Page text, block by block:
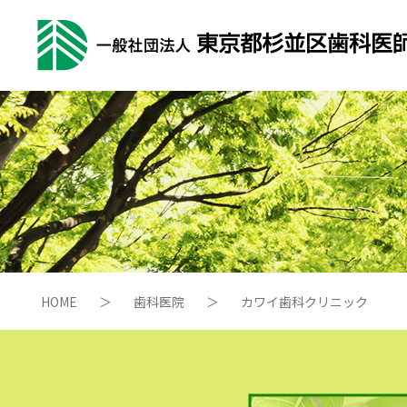
HOME ＞ 歯科医院 ＞ カワイ歯科クリニック